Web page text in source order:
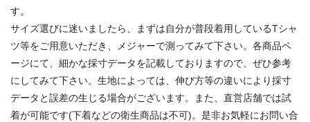
す。
サイズ選びに迷いましたら、まずは自分が普段着用しているTシャ
ツ等をご用意いただき、メジャーで測ってみて下さい。各商品ペ
ージにて、細かな採寸データを記載しておりますので、ぜひ参考
にしてみて下さい。生地によっては、伸び方等の違いにより採寸
データと誤差の生じる場合がございます。また、直営店舗では試
着が可能です(下着などの衛生商品は不可)。是非お気軽にお問い合